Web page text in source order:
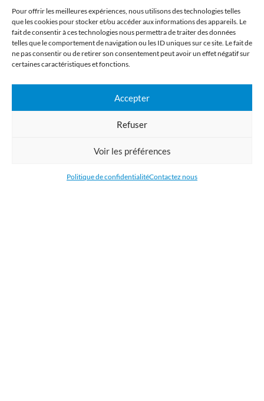
Pour offrir les meilleures expériences, nous utilisons des technologies telles
que les cookies pour stocker et/ou accéder aux informations des appareils. Le
fait de consentir à ces technologies nous permettra de traiter des données
telles que le comportement de navigation ou les ID uniques sur ce site. Le fait de
ne pas consentir ou de retirer son consentement peut avoir un effet négatif sur
certaines caractéristiques et fonctions.
Accepter
Refuser
Voir les préférences
Politique de confidentialitéContactez nous
Imprimerie numérique grand format
entreprise. Nous imprimons : bâche, tissu, film adhésive, drapeau,
Belgique, aux Pays-Bas et au Luxembourg et dans la plupart des pays de